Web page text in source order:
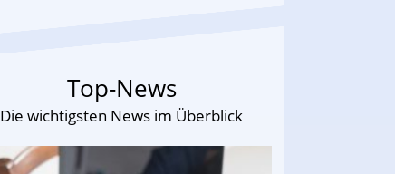
Top-News
Die wichtigsten News im Überblick